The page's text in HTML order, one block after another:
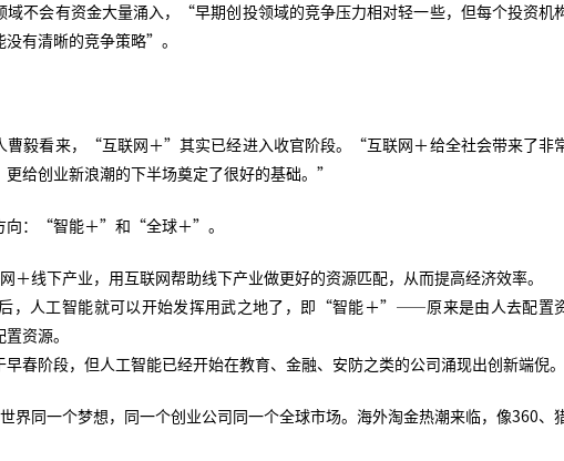
域不会有资金大量涌入，“早期创投领域的竞争压力相对轻一些，但每个投资机
有清晰的竞争策略”。
曹毅看来，“互联网＋”其实已经进入收官阶段。“互联网＋给全社会带来了非
给创业新浪潮的下半场奠定了很好的基础。”
向：“智能＋”和“全球＋”。
线下产业，用互联网帮助线下产业做更好的资源匹配，从而提高经济效率。
，人工智能就可以开始发挥用武之地了，即“智能＋”——原来是由人去配置
资源。
春阶段，但人工智能已经开始在教育、金融、安防之类的公司涌现出创新端倪。
界同一个梦想，同一个创业公司同一个全球市场。海外淘金热潮来临，像360、